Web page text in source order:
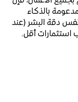
بالذكاء
دقة البشر (عند